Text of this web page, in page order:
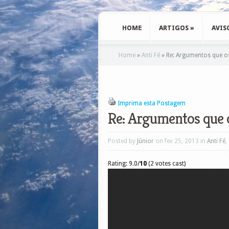
HOME ARTIGOS »
Home » Anti Fé » Re: Argumentos que
Imprima esta Postagem
Re: Argumentos que
Posted by Júnior on fev 25, 2013 in Anti Fé,
Rating: 9.0/10 (2 votes cast)